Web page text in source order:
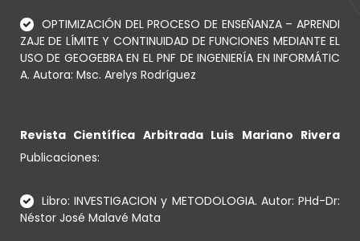
OPTIMIZACIÓN DEL PROCESO DE ENSEÑANZA – APRENDI
ZAJE DE LÍMITE Y CONTINUIDAD DE FUNCIONES MEDIANTE EL
USO DE GEOGEBRA EN EL PNF DE INGENIERÍA EN INFORMÁTIC
A. Autora: Msc. Arelys Rodríguez
Revista Científica Arbitrada Luis Mariano Rivera
Publicaciones:
Libro: INVESTIGACION y METODOLOGIA. Autor: PHd-Dr:
Néstor José Malavé Mata